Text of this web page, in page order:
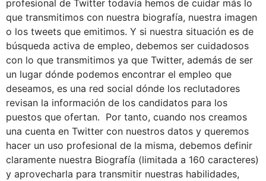
profesional de Twitter todavía hemos de cuidar más lo
que transmitimos con nuestra biografía, nuestra imagen
o los tweets que emitimos. Y si nuestra situación es de
búsqueda activa de empleo, debemos ser cuidadosos
con lo que transmitimos ya que Twitter, además de ser
un lugar dónde podemos encontrar el empleo que
deseamos, es una red social dónde los reclutadores
revisan la información de los candidatos para los
puestos que ofertan. Por tanto, cuando nos creamos
una cuenta en Twitter con nuestros datos y queremos
hacer un uso profesional de la misma, debemos definir
claramente nuestra Biografía (limitada a 160 caracteres)
y aprovecharla para transmitir nuestras habilidades,